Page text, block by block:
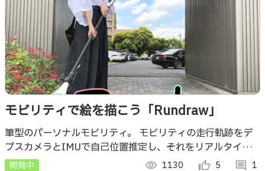
モビリティで絵を描こう「Rundraw」
筆型のパーソナルモビリティ。 モビリティの走行軌跡をデ
プスカメラとIMUで自己位置推定し、それをリアルタイム
にモニタ表示することで ユーザーは操作しながら、仮想空
開発中 visibility 1130 thumb_up_alt 5 comment 1